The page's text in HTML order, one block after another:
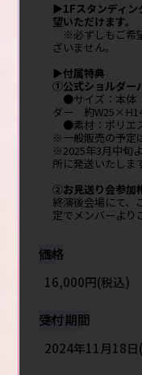
▶1Fスタンディン
望いただけます。
※必ずしもご希
ざいません。
▶付属特典
①公式ショルダー
●サイズ：本体
ダー 約
●素材：ポリエ
※一般販売の予定
※2025年3月中旬
所に発送いたしま
②お見送り会参加
終演後会場にて、
定でメンバーより
価格
16,000円(税込)
受付期間
2024年11月18